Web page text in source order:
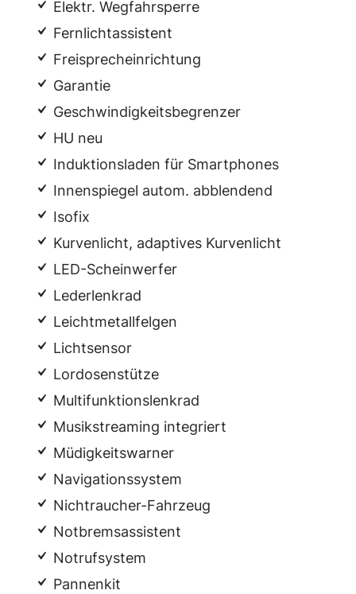
Elektr. Wegfahrsperre
Fernlichtassistent
Freisprecheinrichtung
Garantie
Geschwindigkeitsbegrenzer
HU neu
Induktionsladen für Smartphones
Innenspiegel autom. abblendend
Isofix
Kurvenlicht, adaptives Kurvenlicht
LED-Scheinwerfer
Lederlenkrad
Leichtmetallfelgen
Lichtsensor
Lordosenstütze
Multifunktionslenkrad
Musikstreaming integriert
Müdigkeitswarner
Navigationssystem
Nichtraucher-Fahrzeug
Notbremsassistent
Notrufsystem
Pannenkit